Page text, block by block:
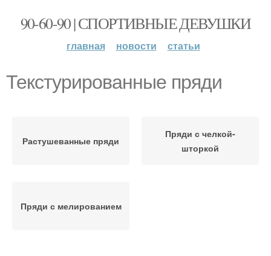
90-60-90 | СПОРТИВНЫЕ ДЕВУШКИ
главная новости статьи
Текстурированные пряди
Растушеванные пряди
Пряди с челкой-
шторкой
Пряди с мелированием